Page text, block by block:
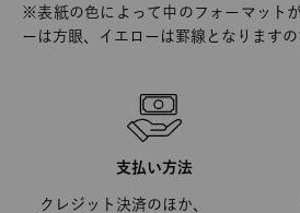
※表紙の色によって中のフォーマット
ーは方眼、イエローは罫線となります
支払い方法
クレジット決済のほか、